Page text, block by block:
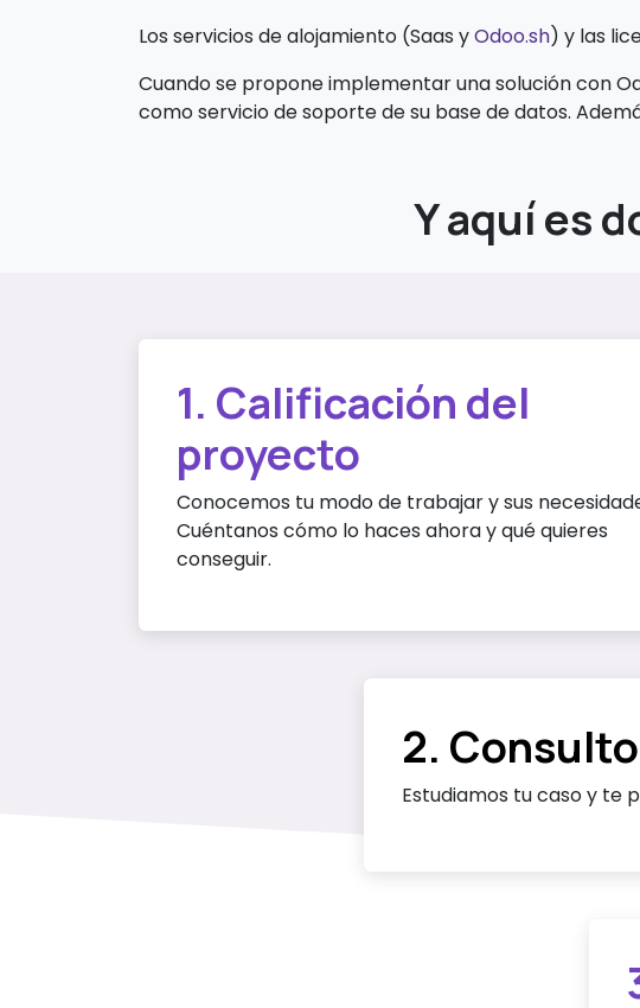
Los servicios de alojamiento (Saas yOdoo.sh) y las
Cuando se propone implementar una solución con
como servicio de soporte de su base de datos.
Y aquí es
1. Calificación del
proyecto
Conocemos tu modo de trabajar y sus
Cuéntanos cómo lo haces ahora y qué quieres
conseguir.
2.
Estudiamos tu caso y te